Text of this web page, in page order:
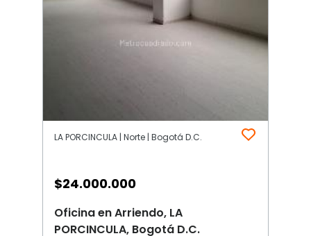
LA PORCINCULA | Norte | Bogotá D.C.
$24.000.000
Oficina en Arriendo, LA
PORCINCULA, Bogotá D.C.